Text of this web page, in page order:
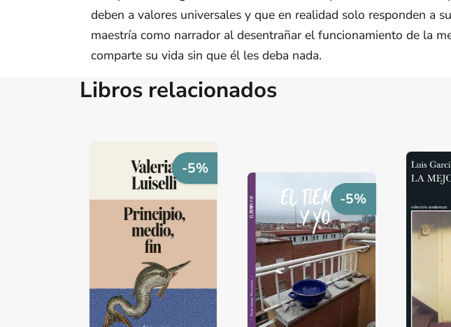
deben a valores universales y que en realidad solo responden a
maestría como narrador al desentrañar el funcionamiento de la
comparte su vida sin que él les deba nada.
Libros relacionados
-5%
-5%